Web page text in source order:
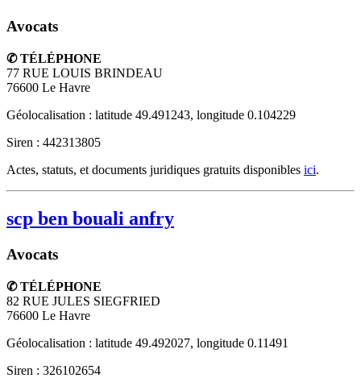
Avocats
✆ TÉLÉPHONE
77 RUE LOUIS BRINDEAU
76600 Le Havre
Géolocalisation : latitude 49.491243, longitude 0.104229
Siren : 442313805
Actes, statuts, et documents juridiques gratuits disponibles ici.
scp ben bouali anfry
Avocats
✆ TÉLÉPHONE
82 RUE JULES SIEGFRIED
76600 Le Havre
Géolocalisation : latitude 49.492027, longitude 0.11491
Siren : 326102654